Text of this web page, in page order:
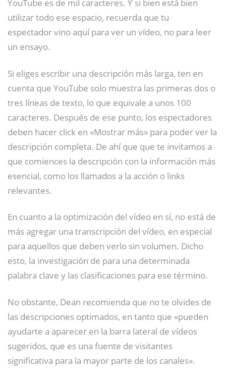
utilizar todo ese espacio, recuerda que tu
espectador vino aquí para ver un vídeo, no para leer
un ensayo.
Si eliges escribir una descripción más larga, ten en
cuenta que YouTube solo muestra las primeras dos o
tres líneas de texto, lo que equivale a unos 100
caracteres. Después de ese punto, los espectadores
deben hacer click en «Mostrar más» para poder ver la
descripción completa. De ahí que que te invitamos a
que comiences la descripción con la información más
esencial, como los llamados a la acción o links
relevantes.
En cuanto a la optimización del vídeo en sí, no está de
más agregar una transcripción del vídeo, en especial
para aquellos que deben verlo sin volumen. Dicho
esto, la investigación de para una determinada
palabra clave y las clasificaciones para ese término.
No obstante, Dean recomienda que no te olvides de
las descripciones optimados, en tanto que «pueden
ayudarte a aparecer en la barra lateral de vídeos
sugeridos, que es una fuente de visitantes
significativa para la mayor parte de los canales».